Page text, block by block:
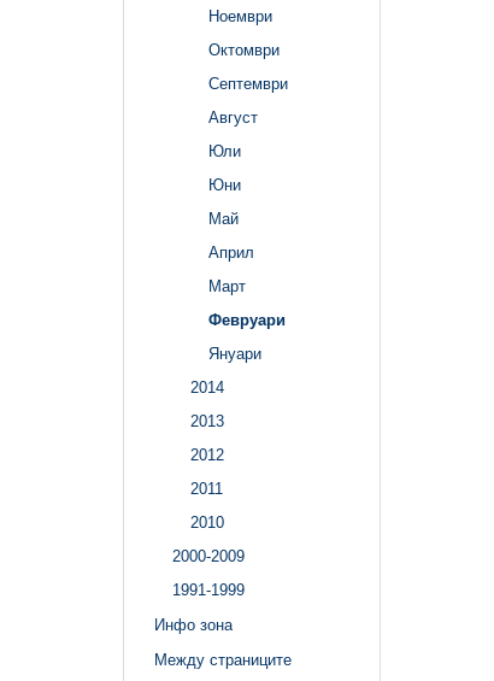
Ноември
Октомври
Септември
Август
Юли
Юни
Май
Април
Март
Февруари
Януари
2014
2013
2012
2011
2010
2000-2009
1991-1999
Инфо зона
Между страниците